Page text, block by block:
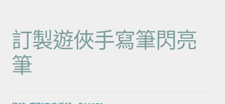
訂製遊俠手寫筆閃亮
筆